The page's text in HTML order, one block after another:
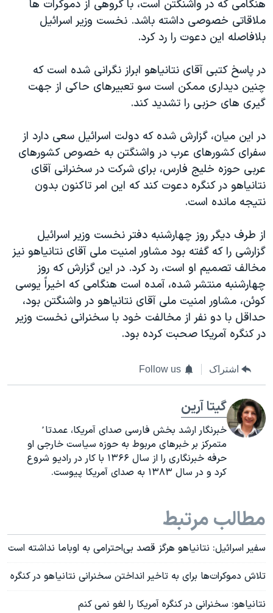
هنگامی که در واشنگتن است، با گروهی از دموکرات ها
ملاقاتی خصوصی داشته باشد. نخست وزیر اسرائیل
بلافاصله این دعوت را رد کرد.
در پاسخ کتبی آقای نتانیاهو ابراز نگرانی شده است که
چنین دیداری ممکن است سو تعبیرهای حاکی از جهت
گیری های حزبی را تشدید کند.
در این میان، گزارش شده که دولت اسرائیل سعی دارد از
سفرای کشورهای عرب در واشنگتن به خصوص کشورهای
عربی حوزه خلیج فارس، برای شرکت در سخنرانی آقای
نتانیاهو در کنگره دعوت کند که این امر تاکنون بدون
نتیجه مانده است.
از طرف دیگر روز چهارشنبه دفتر نخست وزیر اسرائیل
گزارشی را که گفته بود مشاور امنیت ملی آقای نتانیاهو نیز
مخالف تصمیم او است، رد کرد. در این گزارش که روز
چهارشنبه منتشر شده، آمده است هنگامی که اخیراً یوسی
کوئن، مشاور امنیت ملی آقای نتانیاهو در واشنگتن بود،
حداقل با دو نفر از مخالفت خود با سخنرانی نخست وزیر
در کنگره آمریکا صحبت کرده بود.
اشتراک Follow us
گیتا آرین
خبرنگار ارشد بخش فارسی صدای آمریکا، عمدتا ً
متمرکز بر خبرهای مربوط به حوزه سیاست خارجی او
حرفه خبرنگاری را از سال ۱۳۶۶ با کار در رادیو شروع
کرد و در سال ۱۳۸۳ به صدای آمریکا پیوست
.
مطالب مرتبط
سفیر اسرائیل: نتانیاهو هرگز قصد بی‌احترامی به اوباما نداشته است
تلاش دموکرات‌ها برای به تاخیر انداختن سخنرانی نتانیاهو در کنگره
نتانیاهو: سخنرانی در کنگره آمریکا را لغو نمی کنم